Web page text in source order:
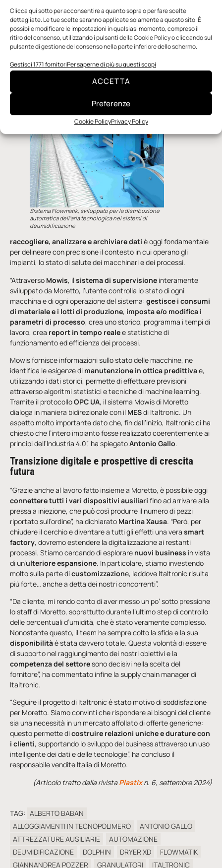
Clicca qui sotto per acconsentire a quanto sopra o per fare scelte
dettagliate. Le tue scelte saranno applicate solamente a questo sito. È
possibile modificare le impostazioni in qualsiasi momento, compreso il
ritiro del consenso, utilizzando i pulsanti della Cookie Policy o cliccando sul
pulsante di gestione del consenso nella parte inferiore dello schermo.
Gestisci 1771 fornitoriPer saperne di più su questi scopi
ACCETTA
Preferenze
Cookie PolicyPrivacy Policy
Sistema Flowmatik, sviluppato per la distribuzione
automatica dell’aria tecnologica nei sistemi di
deumidificazione
visione
complessiva
del processo
produttivo,
raccogliere, analizzare e archiviare dati è oggi fondamentale
per delineare con precisione il contesto in cui operano gli
impianti, lo stato di salute dei macchinari e dei processi.
“Attraverso Mowis, ilsistema di supervisione interamente
sviluppato da Moretto, l’utente controlla lo stato di ogni
macchina e di ogni operazione del sistema: gestisce i consumi
di materiale e i lotti di produzione, imposta e/o modifica i
parametri di processo, crea uno storico, programma i tempi di
lavoro, crea report in tempo realee statistiche di
funzionamento ed efficienza dei processi.
Mowis fornisce informazioni sullo stato delle macchine, ne
identifica le esigenze di manutenzione in ottica predittivae,
utilizzando i dati storici, permette di effettuare previsioni
attraverso algoritmi statistici e tecniche di machine learning.
Tramite il protocolloOPC UA, il sistema Mowis di Moretto
dialoga in maniera bidirezionale con il MESdi Italtronic. Un
aspetto molto importante dato che, fin dall’inizio, Italtronic ci ha
chiesto che l’intero impianto fosse realizzato coerentemente ai
principi dell’Industria 4.0”, ha spiegatoAntonio Gallo.
Transizione digitale e prospettive di crescita
futura
“Grazie anche al lavoro fatto insieme a Moretto, è possibile oggi
connettere tutti i vari dispositivi ausiliari fino ad arrivare alla
pressa a iniezione, che può così produrre il numero di pezzi
riportato sull’ordine”, ha dichiarato Martina Xausa. “Però, per
chiudere il cerchio e diventare a tutti gli effetti una vera smart
factory, dovremo estendere la digitalizzazione ai restanti
processi. Stiamo cercando di esplorare nuovi business in vista
di un’ulteriore espansione. In particolare, stiamo investendo
molto sulla parte dicustomizzazione, laddove Italtronic risulta
più forte… anche a detta dei nostri concorrenti”.
“Da cliente, mi rendo conto di aver messo un po’ sotto pressione
lo staff di Moretto, soprattutto durante l’ultimo step di controllo
delle percentuali d’umidità, che è stato veramente complesso.
Nonostante questo, il team ha sempre colto la sfida e la sua
disponibilitàè stata davvero totale. Questa volontà di essere
di supporto nel raggiungimento dei nostri obiettivi e la
competenza del settoresono decisivi nella scelta del
fornitore”, ha commentato infine la supply chain manager di
Italtronic.
“Seguire il progetto di Italtronic è stato motivo di soddisfazione
per Moretto. Siamo convinti che rispondere ai bisogni del cliente
sia una necessità in un mercato affollato di offerte generiche:
questo permette dicostruire relazioni uniche e durature con
i clienti, supportando lo sviluppo del business attraverso un uso
intelligente dei dati e delle tecnologie”, ha concluso il
responsabile vendite Italia di Moretto.
(Articolo tratto dalla rivistaPlastixn. 6, settembre 2024)
TAG: ALBERTO BABAN
ALLOGGIAMENTI IN TECNOPOLIMERO
ANTONIO GALLO
ATTREZZATURE AUSILIARIE
AUTOMAZIONE
DEUMIDIFICAZIONE
DOLPHIN DRYER XD
FLOWMATIK
GIANNANDREA POZZER
GRANULATORI ITALTRONIC